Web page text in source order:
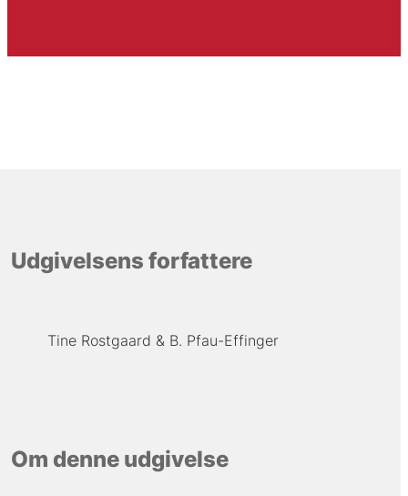
Udgivelsens forfattere
Tine Rostgaard B. Pfau-Effinger
Om denne udgivelse